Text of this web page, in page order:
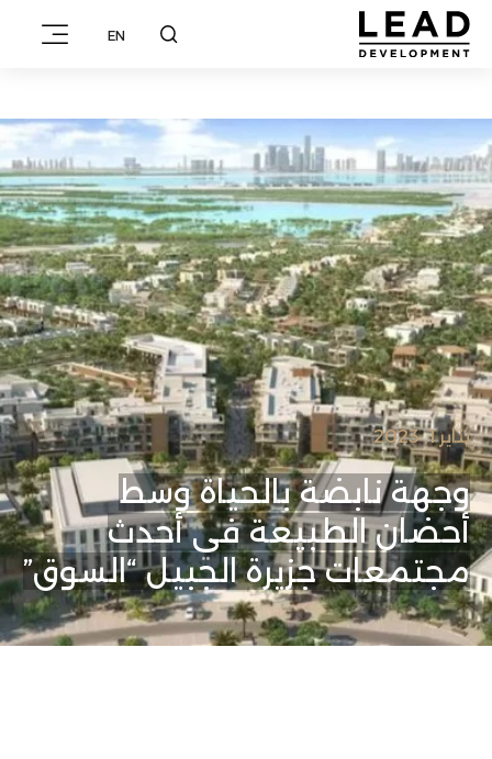
EN
يناير 1, 2023
وجهة نابضة بالحياة وسط
أحضان الطبيعة في أحدث
مجتمعات جزيرة الجبيل “السوق”